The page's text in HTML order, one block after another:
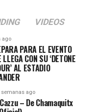
VIDEOS
ago
PARA EL EVENTO
CON SU ‘DETONE
AL ESTADIO
semanas ago
– De Chamaquitx